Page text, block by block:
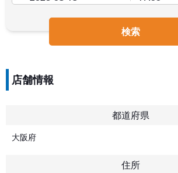
検索
店舗情報
都道府県
大阪府
住所